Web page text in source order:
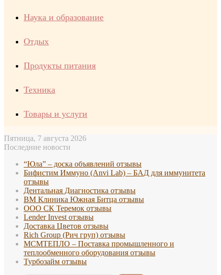
Наука и образование
Отдых
Продукты питания
Техника
Товары и услуги
Пятница, 7 августа 2026
Последние новости
“Юла” – доска объявлений отзывы
Бифистим Иммуно (Anvi Lab) – БАД для иммунитета
отзывы
Дентальная Диагностика отзывы
ВМ Клиника Южная Битца отзывы
ООО СК Теремок отзывы
Lender Invest отзывы
Доставка Цветов отзывы
Rich Group (Рич груп) отзывы
МСМТЕПЛО – Поставка промышленного и
теплообменного оборудования отзывы
Турбозайм отзывы